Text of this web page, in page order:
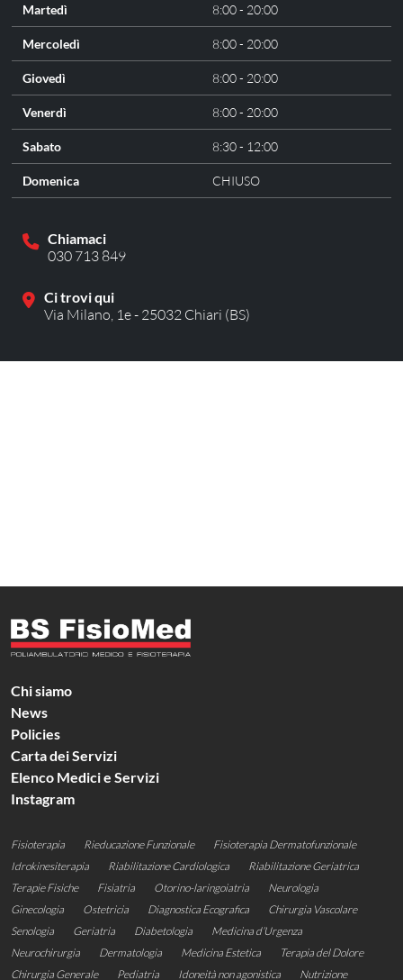
Martedì 8:00 - 20:00
Mercoledì 8:00 - 20:00
Giovedì 8:00 - 20:00
Venerdì 8:00 - 20:00
Sabato 8:30 - 12:00
Domenica CHIUSO
Chiamaci
030 713 849
Ci trovi qui
Via Milano, 1e - 25032 Chiari (BS)
Chi siamo
News
Policies
Carta dei Servizi
Elenco Medici e Servizi
Instagram
Fisioterapia Rieducazione Funzionale
Fisioterapia Dermatofunzionale
Idrokinesiterapia
Riabilitazione Cardiologica
Riabilitazione Geriatrica​​
Terapie Fisiche
Fisiatria Otorino-laringoiatria
Neurologia
Ginecologia
Ostetricia Diagnostica Ecografica
Chirurgia Vascolare
Senologia
Geriatria Diabetologia
Medicina d’Urgenza
Neurochirurgia
Dermatologia Medicina Estetica
Terapia del Dolore
Chirurgia Generale
Pediatria Idoneità non agonistica Nutrizione